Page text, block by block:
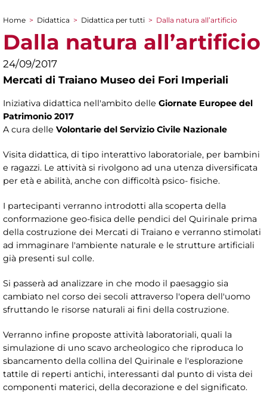
Tu sei qui
Home > Didattica > Didattica per tutti > Dalla natura all’artificio
Dalla natura all’artificio
24/09/2017
Mercati di Traiano Museo dei Fori Imperiali
Iniziativa didattica nell'ambito delle Giornate Europee del
Patrimonio 2017
A cura delle Volontarie del Servizio Civile Nazionale
Visita didattica, di tipo interattivo laboratoriale, per bambini
e ragazzi. Le attività si rivolgono ad una utenza diversificata
per età e abilità, anche con difficoltà psico- fisiche.
I partecipanti verranno introdotti alla scoperta della
conformazione geo-fisica delle pendici del Quirinale prima
della costruzione dei Mercati di Traiano e verranno stimolati
ad immaginare l'ambiente naturale e le strutture artificiali
già presenti sul colle.
Si passerà ad analizzare in che modo il paesaggio sia
cambiato nel corso dei secoli attraverso l'opera dell'uomo
sfruttando le risorse naturali ai fini della costruzione.
Verranno infine proposte attività laboratoriali, quali la
simulazione di uno scavo archeologico che riproduca lo
sbancamento della collina del Quirinale e l'esplorazione
tattile di reperti antichi, interessanti dal punto di vista dei
componenti materici, della decorazione e del significato.